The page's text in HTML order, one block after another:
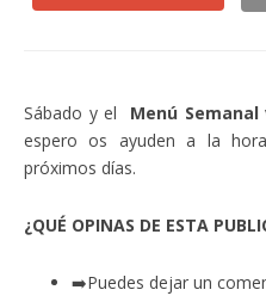
Sábado y el Menú Semanal
espero os ayuden a la
próximos días.
¿QUÉ OPINAS DE ESTA
➡️Puedes dejar un